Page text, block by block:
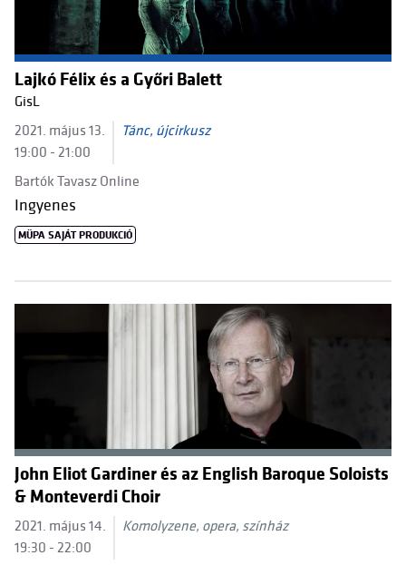
Lajkó Félix és a Győri Balett
GisL
2021. május 13.
19:00 - 21:00
Tánc, újcirkusz
Bartók Tavasz Online
Ingyenes
MÜPA SAJÁT PRODUKCIÓ
John Eliot Gardiner és az English Baroque Soloists
& Monteverdi Choir
2021. május 14.
19:30 - 22:00
Komolyzene, opera, színház